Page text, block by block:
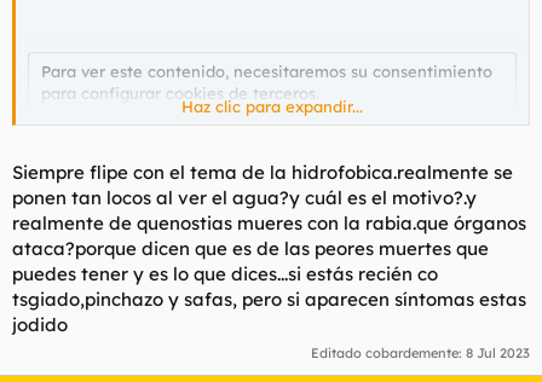
Para ver este contenido, necesitaremos su consentimiento
para configurar cookies de terceros.
Para obtener información más detallada, consulte nuestra
Aceptar cookies de terceros
Para ver este contenido, necesitaremos su consentimiento
para configurar cookies de terceros.
Para obtener información más detallada, consulte nuestra
página de cookies
Aceptar cookies de terceros
Haz clic para expandir...
Siempre flipe con el tema de la hidrofobica.realmente se
ponen tan locos al ver el agua?y cuál es el motivo?.y
realmente de quenostias mueres con la rabia.que órganos
ataca?porque dicen que es de las peores muertes que
puedes tener y es lo que dices...si estás recién co
tsgiado,pinchazo y safas, pero si aparecen síntomas estas
jodido
Editado cobardemente: 8 Jul 2023